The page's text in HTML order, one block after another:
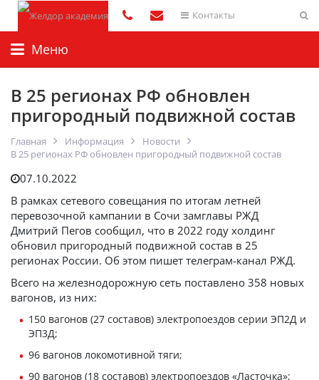
Контакты
Меню
В 25 регионах РФ обновлен
пригородный подвижной состав
Главная Информация
Новости
В 25 регионах РФ обновлен пригородный подвижной состав
07.10.2022
В рамках сетевого совещания по итогам летней
перевозочной кампании в Сочи замглавы РЖД
Дмитрий Пегов сообщил, что в 2022 году холдинг
обновил пригородный подвижной состав в 25
регионах России. Об этом пишет телеграм-канал РЖД.
Всего на железнодорожную сеть поставлено 358 новых
вагонов, из них:
150 вагонов (27 составов) электропоездов серии ЭП2Д и
ЭП3Д;
96 вагонов локомотивной тяги;
90 вагонов (18 составов) электропоездов «Ласточка»;